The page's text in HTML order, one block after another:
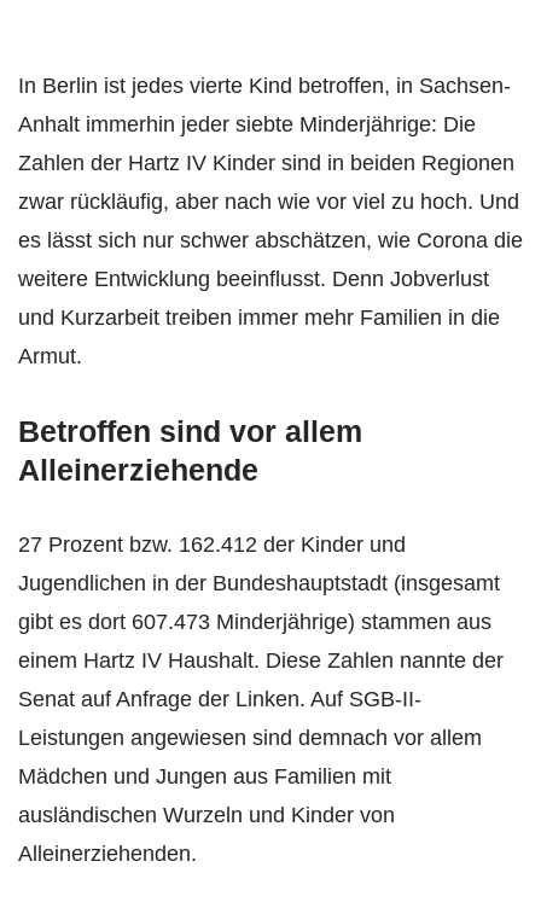
In Berlin ist jedes vierte Kind betroffen, in Sachsen-
Anhalt immerhin jeder siebte Minderjährige: Die
Zahlen der Hartz IV Kinder sind in beiden Regionen
zwar rückläufig, aber nach wie vor viel zu hoch. Und
es lässt sich nur schwer abschätzen, wie Corona die
weitere Entwicklung beeinflusst. Denn Jobverlust
und Kurzarbeit treiben immer mehr Familien in die
Armut.
Betroffen sind vor allem
Alleinerziehende
27 Prozent bzw. 162.412 der Kinder und
Jugendlichen in der Bundeshauptstadt (insgesamt
gibt es dort 607.473 Minderjährige) stammen aus
einem Hartz IV Haushalt. Diese Zahlen nannte der
Senat auf Anfrage der Linken. Auf SGB-II-
Leistungen angewiesen sind demnach vor allem
Mädchen und Jungen aus Familien mit
ausländischen Wurzeln und Kinder von
Alleinerziehenden.